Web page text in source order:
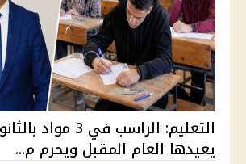
التعليم: الراسب في 3
يعيدها العام المقبل ويحرم م...